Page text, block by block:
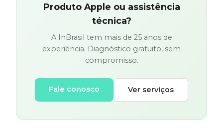
Produto Apple ou assistência
técnica?
A InBrasil tem mais de 25 anos de
experiência. Diagnóstico gratuito, sem
compromisso.
Fale conosco Ver serviços